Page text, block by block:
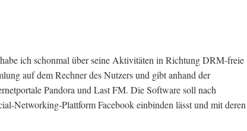
ich schonmal über seine Aktivitäten in Richtung DRM-freie
auf dem Rechner des Nutzers und gibt anhand der
Pandora und Last FM. Die Software soll nach
Networking-Plattform Facebook einbinden lässt und mit deren